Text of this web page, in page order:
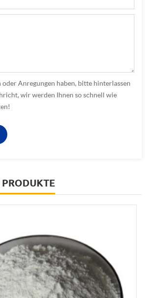
oder Anregungen haben, bitte hinterlassen
wir werden Ihnen so schnell wie